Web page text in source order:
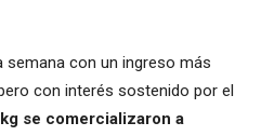
semana con un ingreso más
con interés sostenido por el
se comercializaron a